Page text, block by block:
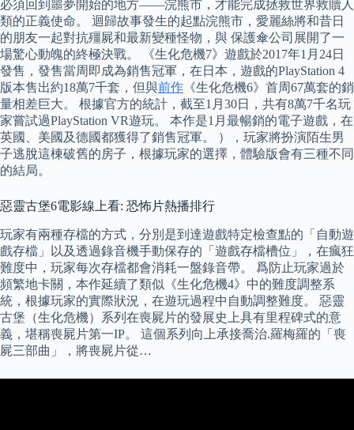
必須回到噩夢開始的地方——浣熊市，才能完成拯救世界救贖人
類的正義使命。 迴歸故事發生的起點浣熊市，愛麗絲將和昔日
的朋友一起對抗殭屍和最新變種怪物，與 保護傘公司展開了一
場驚心動魄的終極決戰。 《生化危機7》遊戲於2017年1月24日
發售，發售當周即成為銷售冠軍，在日本，遊戲的PlayStation 4
版本售出約18萬7千套，但與前作 《生化危機6》首周67萬套的銷
量相差巨大。 根據官方的統計，截至1月30日，共有8萬7千名玩
家嘗試過PlayStation VR遊玩。 本作是1月最暢銷的電子遊戲，在
英國、美國及德國都獲得了銷售冠軍。 ），玩家將扮演陌生男
子逃脫這棟破舊的房子，根據玩家的選擇，體驗版會有三種不同
的結局。
惡靈古堡6電影線上看: 恐怖片熱播排行
玩家有兩種存檔的方式，分別是到達遊戲特定檢查點的「自動遊
戲存檔」以及透過錄音機手動保存的「遊戲存檔槽位」，在瘋狂
難度中，玩家每次存檔都會消耗一盤錄音帶。 爲防止玩家過於
頻繁地卡關，本作延續了類似《生化危機4》中的難度調整系
統，根據玩家的實際狀況，在遊玩過程中自動調整難度。 惡靈
古堡（生化危機）系列在喪屍片的發展史上具有里程碑式的意
義，堪稱喪屍片第一IP。 這個系列向上承接喬治.羅梅羅的「喪
屍三部曲」，將喪屍片從…